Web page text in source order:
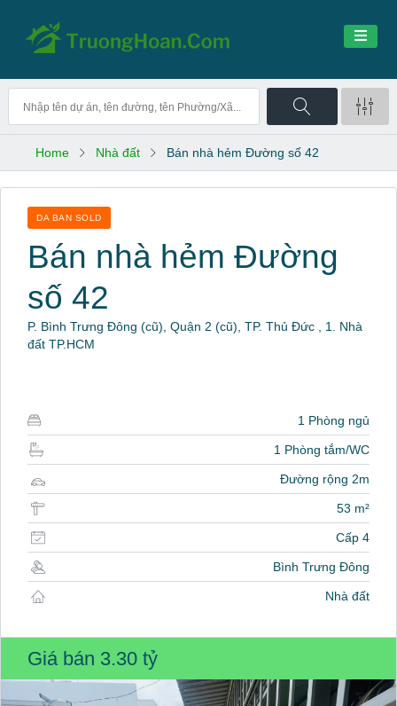
Home Nhà đất Bán nhà hẻm Đường số 42
DA BAN SOLD
Bán nhà hẻm Đường
số 42
P. Bình Trưng Đông (cũ), Quận 2 (cũ), TP. Thủ Đức , 1. Nhà
đất TP.HCM
1 Phòng ngủ
1 Phòng tắm/WC
Đường rộng 2m
53 m²
Cấp 4
Bình Trưng Đông
Nhà đất
Giá bán 3.30 tỷ